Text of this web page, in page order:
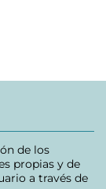
de los
propias y de
a través de